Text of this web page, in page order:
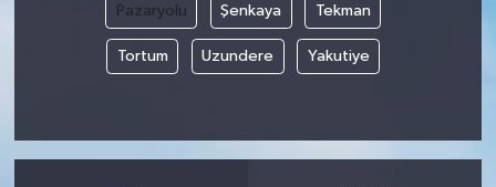
Pazaryolu Şenkaya Tekman
Tortum Uzundere Yakutiye